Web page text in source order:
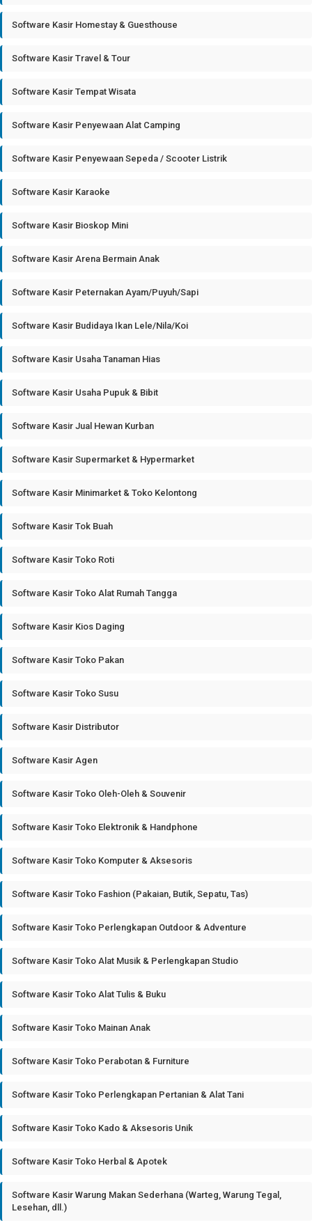
Software Kasir Homestay & Guesthouse
Software Kasir Travel & Tour
Software Kasir Tempat Wisata
Software Kasir Penyewaan Alat Camping
Software Kasir Penyewaan Sepeda / Scooter Listrik
Software Kasir Karaoke
Software Kasir Bioskop Mini
Software Kasir Arena Bermain Anak
Software Kasir Peternakan Ayam/Puyuh/Sapi
Software Kasir Budidaya Ikan Lele/Nila/Koi
Software Kasir Usaha Tanaman Hias
Software Kasir Usaha Pupuk & Bibit
Software Kasir Jual Hewan Kurban
Software Kasir Supermarket & Hypermarket
Software Kasir Minimarket & Toko Kelontong
Software Kasir Tok Buah
Software Kasir Toko Roti
Software Kasir Toko Alat Rumah Tangga
Software Kasir Kios Daging
Software Kasir Toko Pakan
Software Kasir Toko Susu
Software Kasir Distributor
Software Kasir Agen
Software Kasir Toko Oleh-Oleh & Souvenir
Software Kasir Toko Elektronik & Handphone
Software Kasir Toko Komputer & Aksesoris
Software Kasir Toko Fashion (Pakaian, Butik, Sepatu, Tas)
Software Kasir Toko Perlengkapan Outdoor & Adventure
Software Kasir Toko Alat Musik & Perlengkapan Studio
Software Kasir Toko Alat Tulis & Buku
Software Kasir Toko Mainan Anak
Software Kasir Toko Perabotan & Furniture
Software Kasir Toko Perlengkapan Pertanian & Alat Tani
Software Kasir Toko Kado & Aksesoris Unik
Software Kasir Toko Herbal & Apotek
Software Kasir Warung Makan Sederhana (Warteg, Warung Tegal,
Lesehan, dll.)